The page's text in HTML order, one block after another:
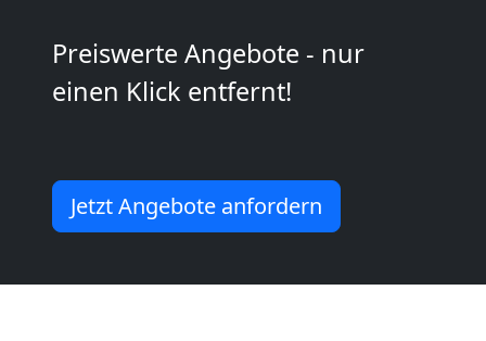
Preiswerte Angebote - nur
einen Klick entfernt!
Jetzt Angebote anfordern
Feldkirch
Feldkirch
3